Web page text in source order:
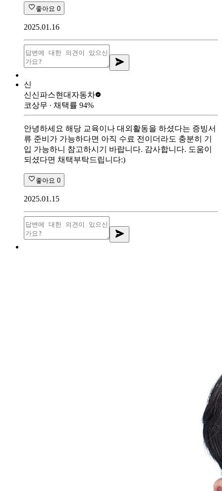
좋아요 0
2025.01.16
신
신신파스현대자동차
코상무 ∙ 채택률 94%
안녕하세요 해당 교육이나 대외활동을 하셨다는 증빙서
류 준비가 가능하다면 아직 수료 전이더라도 충분히 기
입 가능하니 참고하시기 바랍니다. 감사합니다. 도움이
되셨다면 채택부탁드립니다:)
좋아요 0
2025.01.15